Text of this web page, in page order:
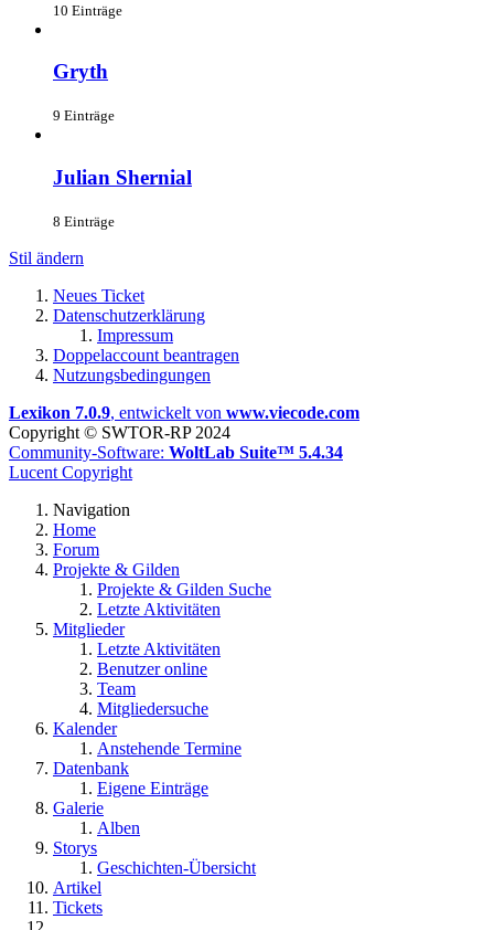
10 Einträge
Gryth
9 Einträge
Julian Shernial
8 Einträge
Stil ändern
Neues Ticket
Datenschutzerklärung
Impressum
Doppelaccount beantragen
Nutzungsbedingungen
Lexikon 7.0.9, entwickelt von www.viecode.com
Copyright © SWTOR-RP 2024
Community-Software: WoltLab Suite™ 5.4.34
Lucent Copyright
Navigation
Home
Forum
Projekte & Gilden
Projekte & Gilden Suche
Letzte Aktivitäten
Mitglieder
Letzte Aktivitäten
Benutzer online
Team
Mitgliedersuche
Kalender
Anstehende Termine
Datenbank
Eigene Einträge
Galerie
Alben
Storys
Geschichten-Übersicht
Artikel
Tickets